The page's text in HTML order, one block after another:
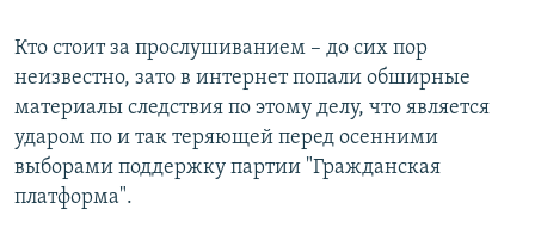
Кто стоит за прослушиванием – до сих пор
неизвестно, зато в интернет попали обширные
материалы следствия по этому делу, что является
ударом по и так теряющей перед осенними
выборами поддержку партии "Гражданская
платформа".